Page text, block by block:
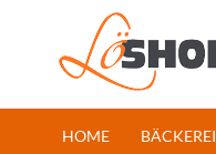
HOME BÄCKEREI